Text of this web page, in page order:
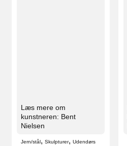
Læs mere om
kunstneren: Bent
Nielsen
Jern/stål,Skulpturer,Udendørs